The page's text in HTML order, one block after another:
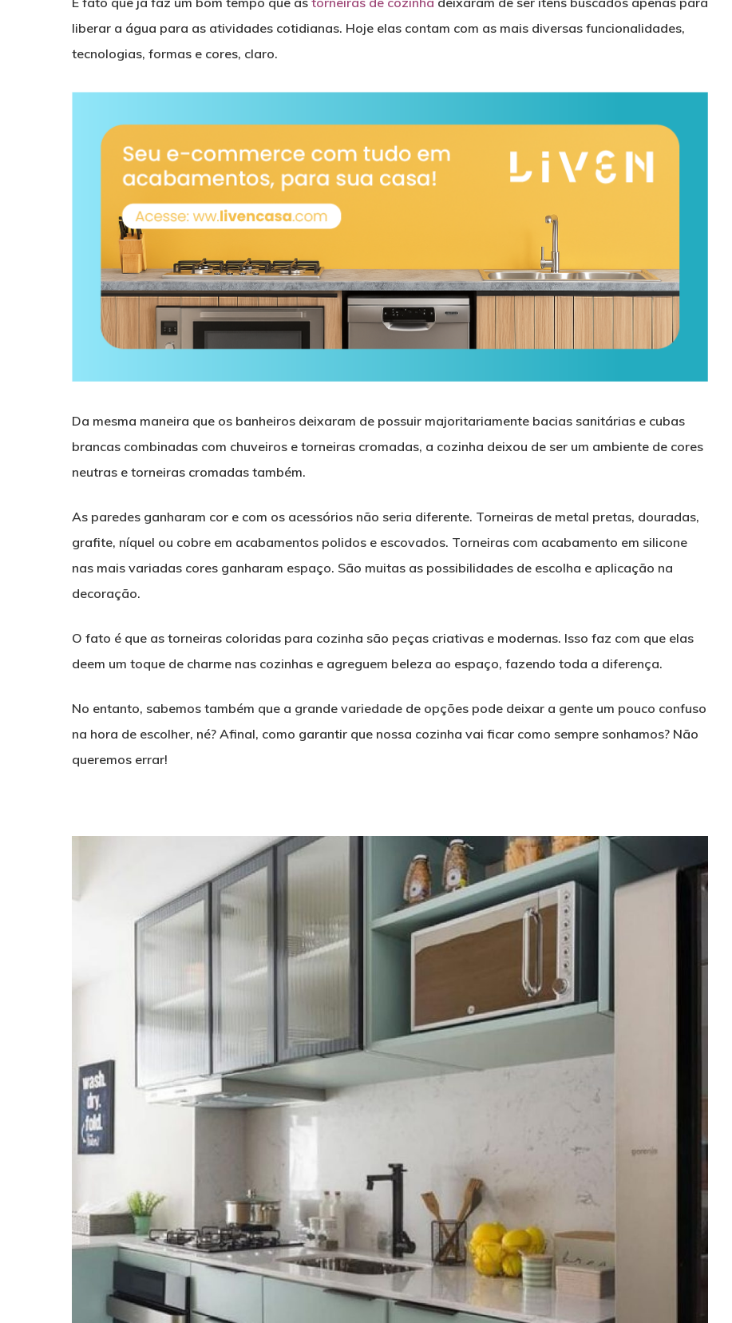
liberar a água para as atividades cotidianas. Hoje elas contam com as mais diversas funcionalidades,
tecnologias, formas e cores, claro.
Da mesma maneira que os banheiros deixaram de possuir majoritariamente bacias sanitárias e cubas
brancas combinadas com chuveiros e torneiras cromadas, a cozinha deixou de ser um ambiente de cores
neutras e torneiras cromadas também.
As paredes ganharam cor e com os acessórios não seria diferente. Torneiras de metal pretas, douradas,
grafite, níquel ou cobre em acabamentos polidos e escovados. Torneiras com acabamento em silicone
nas mais variadas cores ganharam espaço. São muitas as possibilidades de escolha e aplicação na
decoração.
O fato é que as torneiras coloridas para cozinha são peças criativas e modernas. Isso faz com que elas
deem um toque de charme nas cozinhas e agreguem beleza ao espaço, fazendo toda a diferença.
No entanto, sabemos também que a grande variedade de opções pode deixar a gente um pouco confuso
na hora de escolher, né? Afinal, como garantir que nossa cozinha vai ficar como sempre sonhamos? Não
queremos errar!